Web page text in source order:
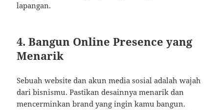
lapangan.
4. Bangun Online Presence yang
Menarik
Sebuah website dan akun media sosial adalah wajah
dari bisnismu. Pastikan desainnya menarik dan
mencerminkan brand yang ingin kamu bangun.